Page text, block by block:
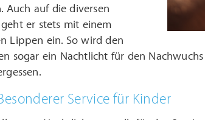
Auch auf die diversen
er stets mit einem
Lippen ein. So wird den
sogar ein Nachtlicht für den
Service für Kinder